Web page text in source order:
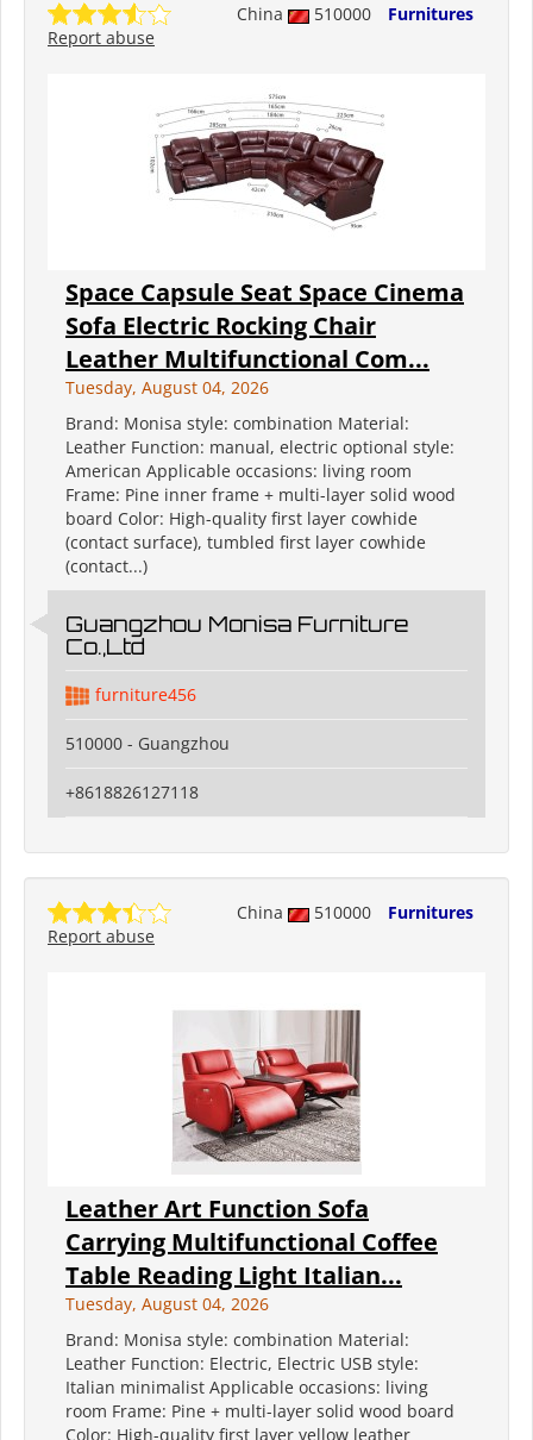
China 510000
Furnitures
Report abuse
Space Capsule Seat Space Cinema
Sofa Electric Rocking Chair
Leather Multifunctional Com...
Tuesday, August 04, 2026
Brand: Monisa style: combination Material:
Leather Function: manual, electric optional style:
American Applicable occasions: living room
Frame: Pine inner frame + multi-layer solid wood
board Color: High-quality first layer cowhide
(contact surface), tumbled first layer cowhide
(contact...)
Guangzhou Monisa Furniture
Co.,Ltd
furniture456
510000 - Guangzhou
+8618826127118
China 510000
Furnitures
Report abuse
Leather Art Function Sofa
Carrying Multifunctional Coffee
Table Reading Light Italian...
Tuesday, August 04, 2026
Brand: Monisa style: combination Material:
Leather Function: Electric, Electric USB style:
Italian minimalist Applicable occasions: living
room Frame: Pine + multi-layer solid wood board
Color: High-quality first layer yellow leather